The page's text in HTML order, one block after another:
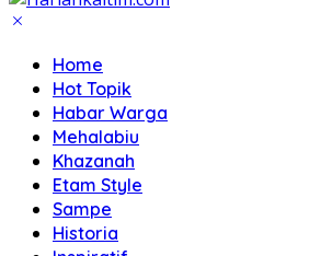
Home
Hot Topik
Habar Warga
Mehalabiu
Khazanah
Etam Style
Sampe
Historia